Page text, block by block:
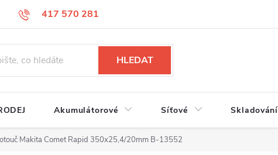
417 570 281
ochrany osobních údajů
HLEDAT
Akumulátorové Síťové Skladování
Makita Comet Rapid 350x25,4/20mm B-13552